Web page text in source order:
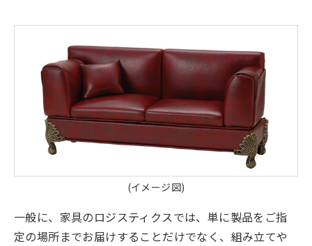
(イメージ図)
一般に、家具のロジスティクスでは、単に製品をご指
定の場所までお届けすることだけでなく、組み立てや